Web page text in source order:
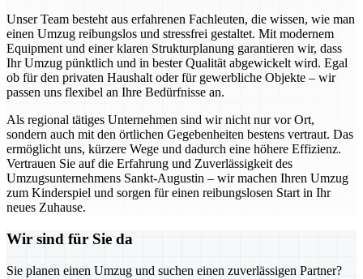
Unser Team besteht aus erfahrenen Fachleuten, die wissen, wie man
einen Umzug reibungslos und stressfrei gestaltet. Mit modernem
Equipment und einer klaren Strukturplanung garantieren wir, dass
Ihr Umzug pünktlich und in bester Qualität abgewickelt wird. Egal
ob für den privaten Haushalt oder für gewerbliche Objekte – wir
passen uns flexibel an Ihre Bedürfnisse an.
Als regional tätiges Unternehmen sind wir nicht nur vor Ort,
sondern auch mit den örtlichen Gegebenheiten bestens vertraut. Das
ermöglicht uns, kürzere Wege und dadurch eine höhere Effizienz.
Vertrauen Sie auf die Erfahrung und Zuverlässigkeit des
Umzugsunternehmens Sankt-Augustin – wir machen Ihren Umzug
zum Kinderspiel und sorgen für einen reibungslosen Start in Ihr
neues Zuhause.
Wir sind für Sie da
Sie planen einen Umzug und suchen einen zuverlässigen Partner?